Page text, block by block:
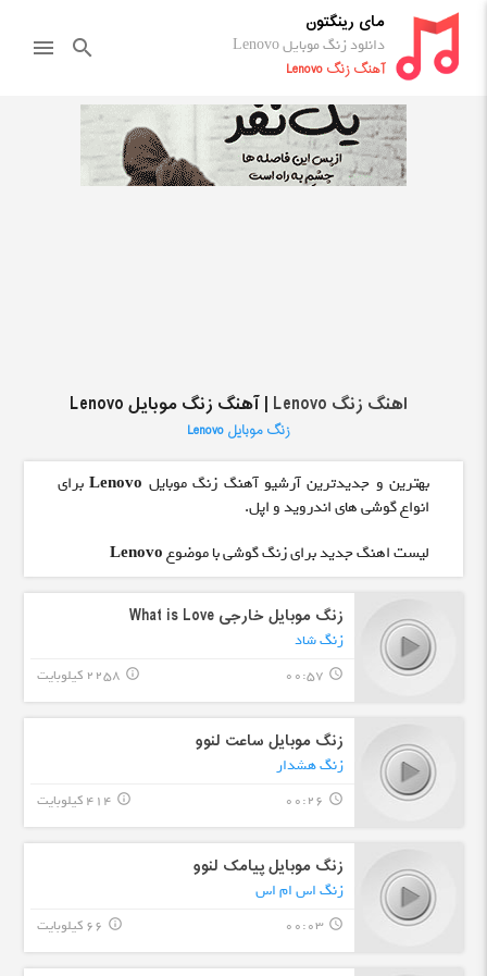
مای رینگتون
دانلود زنگ موبایل Lenovo
آهنگ زنگ Lenovo
search
menu
اهنگ زنگ Lenovo | آهنگ زنگ موبایل Lenovo
زنگ موبایل Lenovo
بهترین و جدیدترین آرشیو آهنگ زنگ موبایل Lenovoبرای
انواع گوشی های اندروید و اپل.
لیست اهنگ جدید برای زنگ گوشی با موضوعLenovo
زنگ موبایل خارجی What is Love
زنگ شاد
query_builder
00:57 2258 کیلوبایت info_outline
زنگ موبایل ساعت لنوو
زنگ هشدار
query_builder
00:26 414 کیلوبایت info_outline
زنگ موبایل پیامک لنوو
زنگ اس ام اس
query_builder
00:03 66 کیلوبایت info_outline